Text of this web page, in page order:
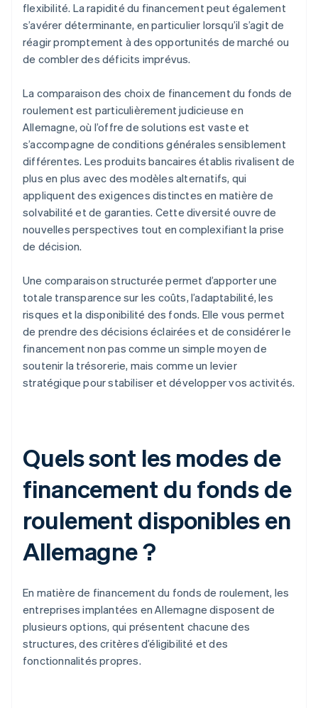
flexibilité. La rapidité du financement peut également
s’avérer déterminante, en particulier lorsqu’il s’agit de
réagir promptement à des opportunités de marché ou
de combler des déficits imprévus.
La comparaison des choix de financement du fonds de
roulement est particulièrement judicieuse en
Allemagne, où l’offre de solutions est vaste et
s’accompagne de conditions générales sensiblement
différentes. Les produits bancaires établis rivalisent de
plus en plus avec des modèles alternatifs, qui
appliquent des exigences distinctes en matière de
solvabilité et de garanties. Cette diversité ouvre de
nouvelles perspectives tout en complexifiant la prise
de décision.
Une comparaison structurée permet d’apporter une
totale transparence sur les coûts, l’adaptabilité, les
risques et la disponibilité des fonds. Elle vous permet
de prendre des décisions éclairées et de considérer le
financement non pas comme un simple moyen de
soutenir la trésorerie, mais comme un levier
stratégique pour stabiliser et développer vos activités.
Quels sont les modes de
financement du fonds de
roulement disponibles en
Allemagne ?
En matière de financement du fonds de roulement, les
entreprises implantées en Allemagne disposent de
plusieurs options, qui présentent chacune des
structures, des critères d’éligibilité et des
fonctionnalités propres.